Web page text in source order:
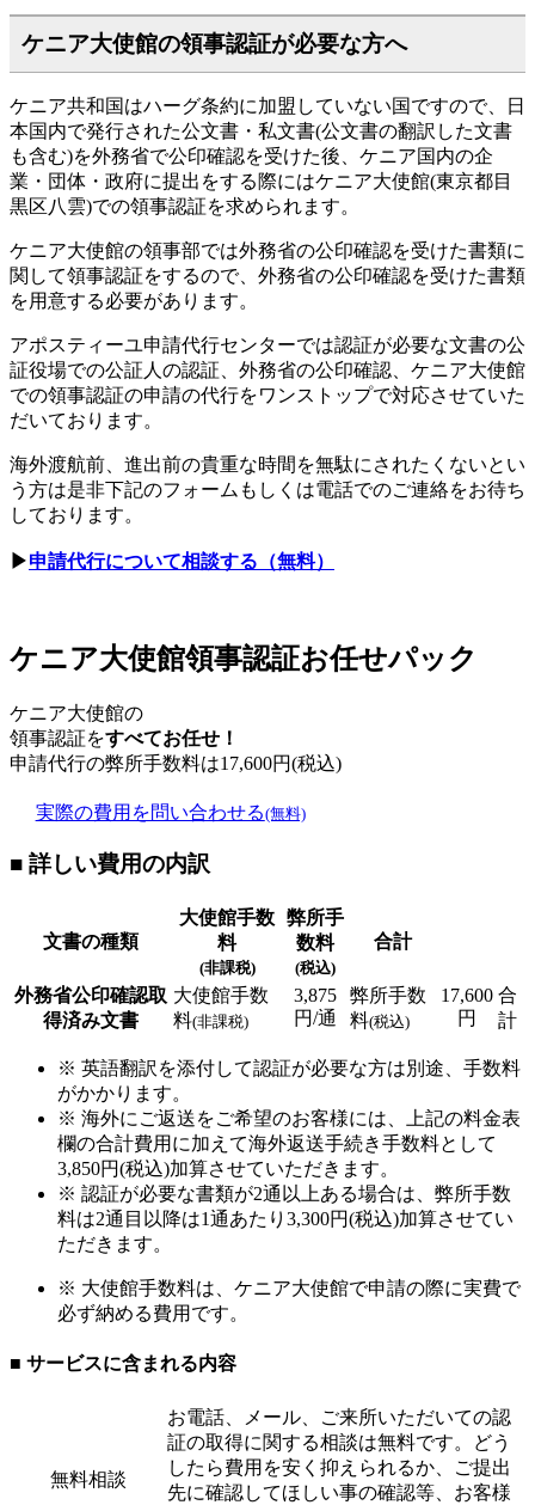
ケニア大使館の領事認証が必要な方へ
ケニア共和国はハーグ条約に加盟していない国ですので、日
本国内で発行された公文書・私文書(公文書の翻訳した文書
も含む)を外務省で公印確認を受けた後、ケニア国内の企
業・団体・政府に提出をする際にはケニア大使館(東京都目
黒区八雲)での領事認証を求められます。
ケニア大使館の領事部では外務省の公印確認を受けた書類に
関して領事認証をするので、外務省の公印確認を受けた書類
を用意する必要があります。
アポスティーユ申請代行センターでは認証が必要な文書の公
証役場での公証人の認証、外務省の公印確認、ケニア大使館
での領事認証の申請の代行をワンストップで対応させていた
だいております。
海外渡航前、進出前の貴重な時間を無駄にされたくないとい
う方は是非下記のフォームもしくは電話でのご連絡をお待ち
しております。
▶申請代行について相談する（無料）
ケニア大使館領事認証お任せパック
ケニア大使館の
領事認証をすべてお任せ！
申請代行の弊所手数料は17,600円(税込)
実際の費用を問い合わせる(無料)
■ 詳しい費用の内訳
文書の種類
大使館手数
料
(非課税)
弊所手
数料
(税込)
合計
外務省公印確認取
得済み文書
大使館手数
料(非課税)
3,875
円/通
弊所手数
料(税込)
17,600
円
合
計
※ 英語翻訳を添付して認証が必要な方は別途、手数料
がかかります。
※ 海外にご返送をご希望のお客様には、上記の料金表
欄の合計費用に加えて海外返送手続き手数料として
3,850円(税込)加算させていただきます。
※ 認証が必要な書類が2通以上ある場合は、弊所手数
料は2通目以降は1通あたり3,300円(税込)加算させてい
ただきます。
※ 大使館手数料は、ケニア大使館で申請の際に実費で
必ず納める費用です。
■ サービスに含まれる内容
無料相談
お電話、メール、ご来所いただいての認
証の取得に関する相談は無料です。どう
したら費用を安く抑えられるか、ご提出
先に確認してほしい事の確認等、お客様